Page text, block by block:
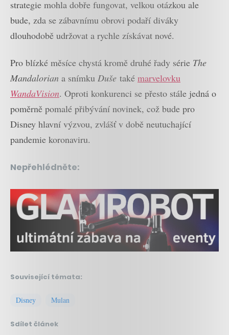
strategie mohla dobře fungovat, velkou otázkou ale
bude, zda se zábavnímu obrovi podaří diváky
dlouhodobě udržovat a rychle získávat nové.
Pro blízké měsíce chystá kromě druhé řady série The
Mandalorian a snímku Duše také marvelovku
WandaVision. Oproti konkurenci se přesto stále jedná o
poměrně pomalé přibývání novinek, což bude pro
Disney hlavní výzvou, zvlášť v době neutuchající
pandemie koronaviru.
Nepřehlédněte:
Související témata:
Disney Mulan
Sdílet článek